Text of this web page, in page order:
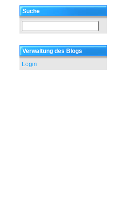
Suche
Verwaltung des Blogs
Login